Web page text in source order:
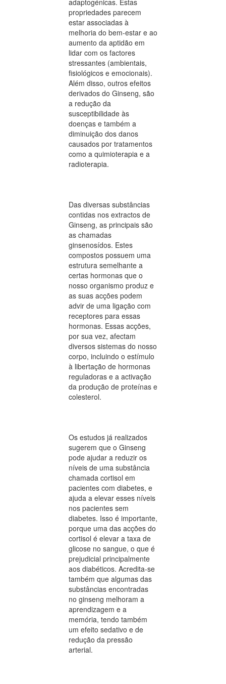
propriedades parecem
estar associadas à
melhoria do bem-estar e ao
aumento da aptidão em
lidar com os factores
stressantes (ambientais,
fisiológicos e emocionais).
Além disso, outros efeitos
derivados do Ginseng, são
a redução da
susceptibilidade às
doenças e também a
diminuição dos danos
causados por tratamentos
como a quimioterapia e a
radioterapia.
Das diversas substâncias
contidas nos extractos de
Ginseng, as principais são
as chamadas
ginsenosídos. Estes
compostos possuem uma
estrutura semelhante a
certas hormonas que o
nosso organismo produz e
as suas acções podem
advir de uma ligação com
receptores para essas
hormonas. Essas acções,
por sua vez, afectam
diversos sistemas do nosso
corpo, incluindo o estímulo
à libertação de hormonas
reguladoras e a activação
da produção de proteínas e
colesterol.
Os estudos já realizados
sugerem que o Ginseng
pode ajudar a reduzir os
níveis de uma substância
chamada cortisol em
pacientes com diabetes, e
ajuda a elevar esses níveis
nos pacientes sem
diabetes. Isso é importante,
porque uma das acções do
cortisol é elevar a taxa de
glicose no sangue, o que é
prejudicial principalmente
aos diabéticos. Acredita-se
também que algumas das
substâncias encontradas
no ginseng melhoram a
aprendizagem e a
memória, tendo também
um efeito sedativo e de
redução da pressão
arterial.